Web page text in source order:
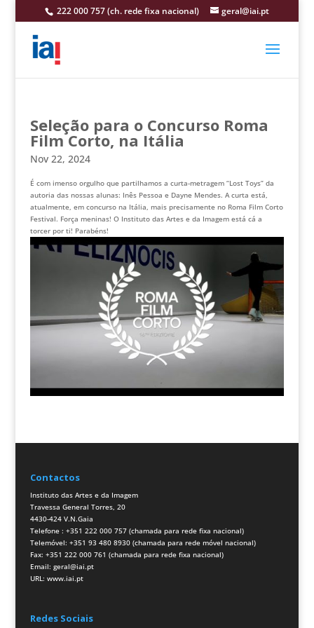
222 000 757 (ch. rede fixa nacional) geral@iai.pt
Seleção para o Concurso Roma
Film Corto, na Itália
Nov 22, 2024
É com imenso orgulho que partilhamos a curta-metragem “Lost Toys” da
autoria das nossas alunas: Inês Pessoa e Dayne Mendes. A curta está,
atualmente, em concurso na Itália, mais precisamente no Roma Film Corto
Festival. Força meninas! O Instituto das Artes e da Imagem está cá a
torcer por ti! Parabéns!
Contactos
Instituto das Artes e da Imagem
Travessa General Torres, 20
4430-424 V.N.Gaia
Telefone : +351 222 000 757 (chamada para rede fixa nacional)
Telemóvel: +351 93 480 8930 (chamada para rede móvel nacional)
Fax: +351 222 000 761 (chamada para rede fixa nacional)
Email: geral@iai.pt
URL: www.iai.pt
Redes Sociais